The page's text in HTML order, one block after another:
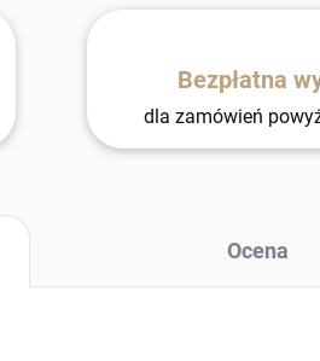
Bezpłatna
dla zamówień
Ocena